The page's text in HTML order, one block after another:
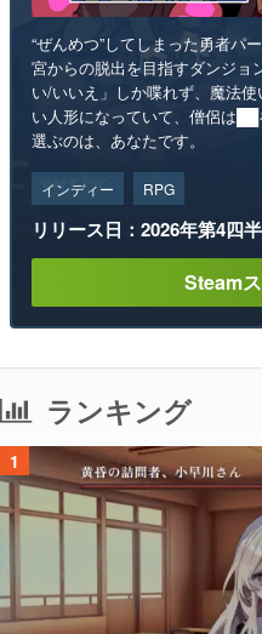
“ぜんめつ”してしまった勇者パ
宮からの脱出を目指すダンジョ
い/いいえ」しか喋れず、魔法
い人形になっていて、僧侶は
選ぶのは、あなたです。
インディー RPG
リリース日：2026年第4四
Steam
ランキング
1